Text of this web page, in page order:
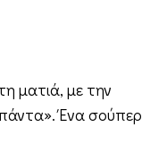
ματιά, με την
Ένα σούπερ